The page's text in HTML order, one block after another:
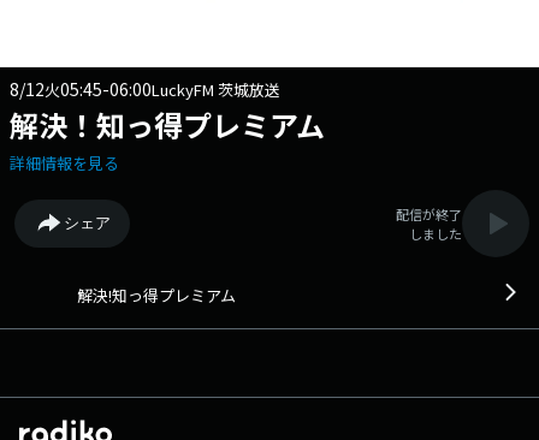
8/12火05:45-06:00LuckyFM 茨城放送
解決！知っ得プレミアム
詳細情報を見る
シェア
配信が終了
しました
解決!知っ得プレミアム